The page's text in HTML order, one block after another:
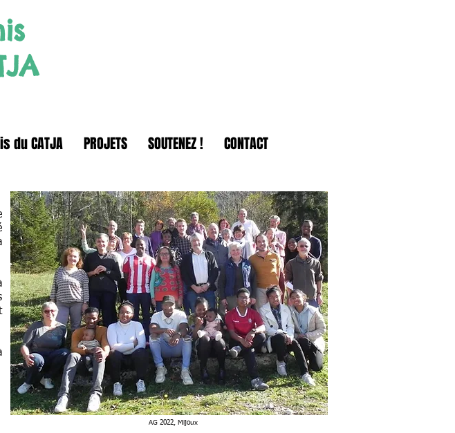
du CATJA PROJETS SOUTENEZ ! CONTACT
AG 2022, Mijoux